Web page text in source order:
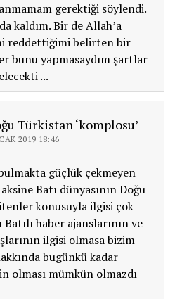
gerektiği söylendi.
kaldım. Bir de Allah’a
reddettiğimi belirten bir
bunu yapmasaydım şartlar
...
Türkistan ‘komplosu’
2019 18:46
güçlük çekmeyen
Batı dünyasının Doğu
konusuyla ilgisi çok
Batılı haber ajanslarının ve
ilgisi olmasa bizim
bugünkü kadar
olması mümkün olmazdı